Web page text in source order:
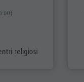
religiosi